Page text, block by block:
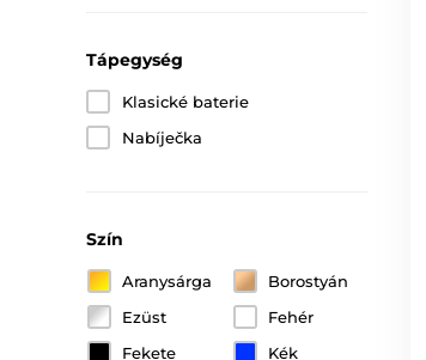
Tápegység
Klasické baterie
Nabíječka
Szín
Aranysárga
Borostyán
Ezüst
Fehér
Fekete
Kék